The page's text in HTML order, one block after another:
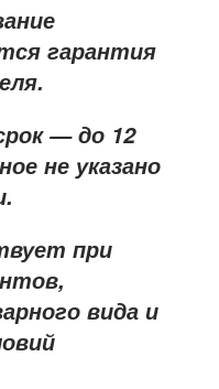
гарантия
.
— до 12
не указано
при
вида и